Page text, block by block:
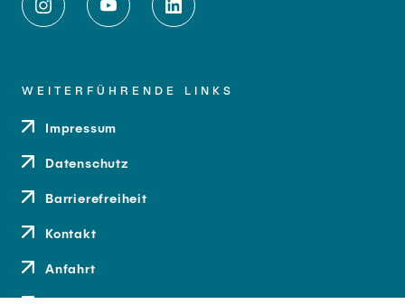
WEITERFÜHRENDE LINKS
Impressum
Datenschutz
Barrierefreiheit
Kontakt
Anfahrt